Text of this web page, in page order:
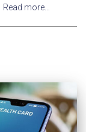
Read more…